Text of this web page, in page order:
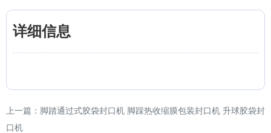
详细信息
上一篇： 脚踏通过式胶袋封口机 脚踩热收缩膜包装封口机 升球胶袋封
口机